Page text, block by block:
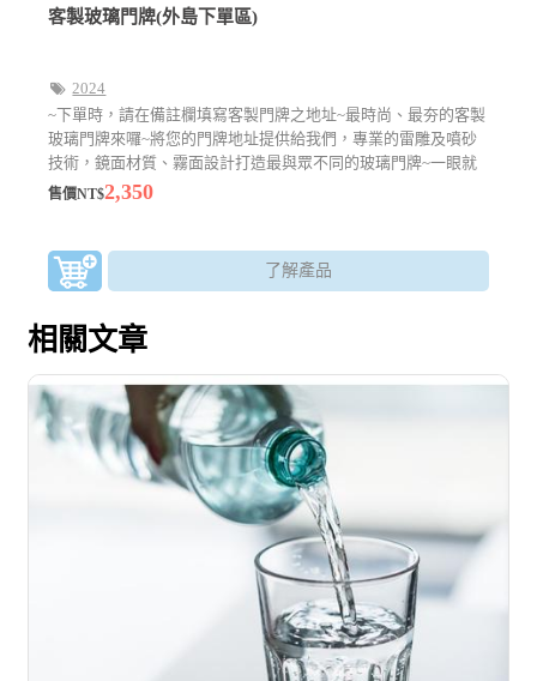
客製玻璃門牌(外島下單區)
2024
~下單時，請在備註欄填寫客製門牌之地址~最時尚、最夯的客製
玻璃門牌來囉~將您的門牌地址提供給我們，專業的雷雕及噴砂
技術，鏡面材質、霧面設計打造最與眾不同的玻璃門牌~一眼就
能辨識的客製化商品
售價NT$2,350
了解產品
相關文章